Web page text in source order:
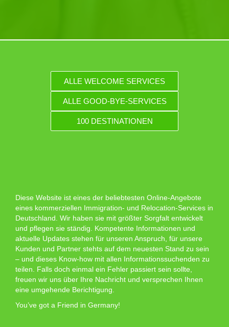
ALLE WELCOME SERVICES
ALLE GOOD-BYE-SERVICES
100 DESTINATIONEN
Diese Website ist eines der beliebtesten Online-Angebote
eines kommerziellen Immigration- und Relocation-Services in
Deutschland. Wir haben sie mit größter Sorgfalt entwickelt
und pflegen sie ständig. Kompetente Informationen und
aktuelle Updates stehen für unseren Anspruch, für unsere
Kunden und Partner stehts auf dem neuesten Stand zu sein
– und dieses Know-how mit allen Informationssuchenden zu
teilen. Falls doch einmal ein Fehler passiert sein sollte,
freuen wir uns über Ihre Nachricht und versprechen Ihnen
eine umgehende Berichtigung.
You’ve got a Friend in Germany!